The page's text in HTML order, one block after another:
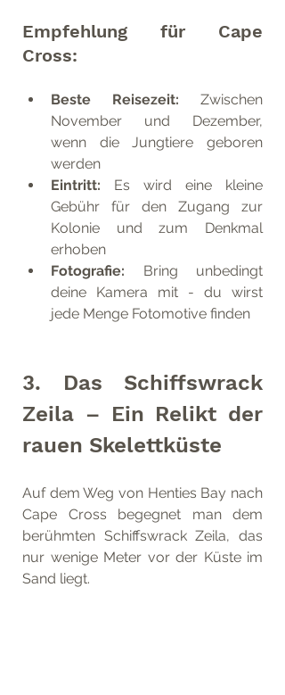
Empfehlung für Cape
Cross:
Beste Reisezeit: Zwischen
November und Dezember,
wenn die Jungtiere geboren
werden
Eintritt: Es wird eine kleine
Gebühr für den Zugang zur
Kolonie und zum Denkmal
erhoben
Fotografie: Bring unbedingt
deine Kamera mit - du wirst
jede Menge Fotomotive finden
3. Das Schiffswrack
Zeila – Ein Relikt der
rauen Skelettküste
Auf dem Weg von Henties Bay nach
Cape Cross begegnet man dem
berühmten Schiffswrack Zeila, das
nur wenige Meter vor der Küste im
Sand liegt.